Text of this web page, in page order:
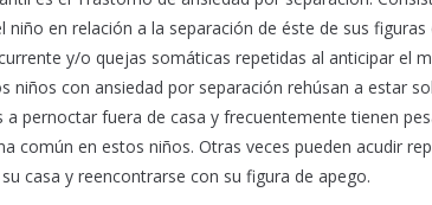
en relación a la separación de éste de sus
y/o quejas somáticas repetidas al anticipar el
niños con ansiedad por separación rehúsan a estar
pernoctar fuera de casa y frecuentemente tienen
común en estos niños. Otras veces pueden acudir
casa y reencontrarse con su figura de apego.